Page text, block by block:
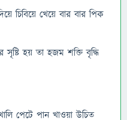
চিবিয়ে খেয়ে বার বার পিক
হয় তা হজম শক্তি বৃদ্ধি
পেটে পান খাওয়া উচিত